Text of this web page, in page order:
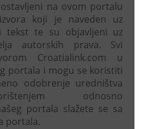
na ovom portalu
koji je naveden uz
tekst te su objavljeni uz
autorskih prava. Svi
Croatialink.com u
portala i mogu se koristiti
odobrenje uredništva
odnosno
portala slažete se sa
portala.